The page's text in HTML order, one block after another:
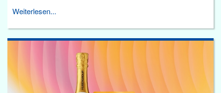
Weiterlesen...